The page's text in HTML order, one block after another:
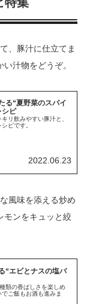
特集
、豚汁に仕立てま
汁物をどうぞ。
る“夏野菜のスパイ
シピ
リ飲みやすい豚汁と、
ピです。
2022.06.23
風味を添える炒め
モンをキュッと絞
“エビとナスの塩バ
類の香ばしさを楽しめ
ご飯もお酒も進みま